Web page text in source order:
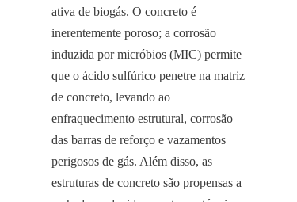
ativa de biogás. O concreto é
inerentemente poroso; a corrosão
induzida por micróbios (MIC) permite
que o ácido sulfúrico penetre na matriz
de concreto, levando ao
enfraquecimento estrutural, corrosão
das barras de reforço e vazamentos
perigosos de gás. Além disso, as
estruturas de concreto são propensas a